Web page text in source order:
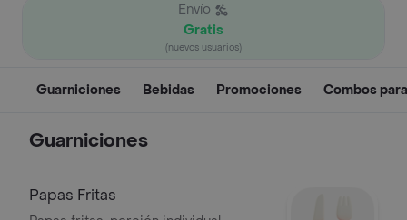
Envío
Gratis
(nuevos usuarios)
Guarniciones Bebidas Promociones Combos
Guarniciones
Papas Fritas